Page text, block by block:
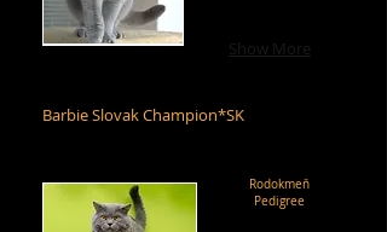
Show More
Barbie Slovak Champion*SK
Rodokmeň
Pedigree